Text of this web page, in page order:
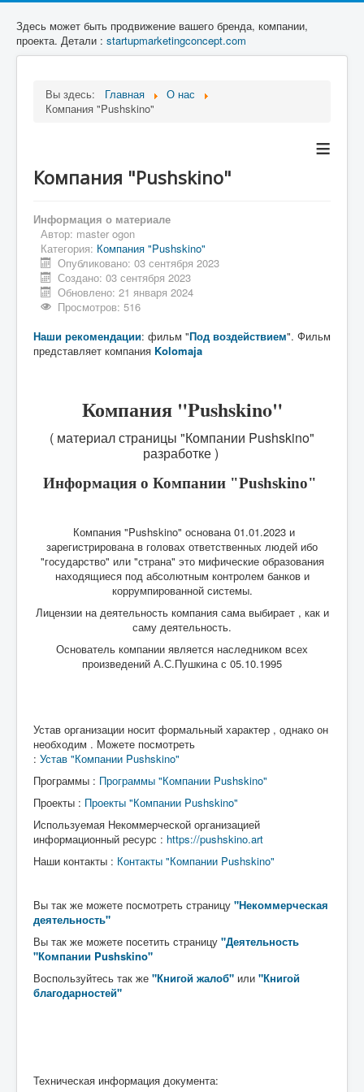
Здесь может быть продвижение вашего бренда, компании,
проекта. Детали : startupmarketingconcept.com
Вы здесь: Главная
О нас
Компания "Pushskino"
≡
Компания "Pushskino"
Информация о материале
Автор: master ogon
Категория: Компания "Pushskino"
Опубликовано: 03 сентября 2023
Создано: 03 сентября 2023
Обновлено: 21 января 2024
Просмотров: 516
Наши рекомендации: фильм "Под воздействием". Фильм
представляет компания Kolomaja
Компания "Pushskino"
( материал страницы "Компании Pushskino"
разработке )
Информация о Компании "Pushskino"
Компания "Pushskino" основана 01.01.2023 и
зарегистрирована в головах ответственных людей ибо
"государство" или "страна" это мифические образования
находящиеся под абсолютным контролем банков и
коррумпированной системы.
Лицензии на деятельность компания сама выбирает , как и
саму деятельность.
Основатель компании является наследником всех
произведений А.С.Пушкина с 05.10.1995
Устав организации носит формальный характер , однако он
необходим . Можете посмотреть
: Устав "Компании Pushskino"
Программы : Программы "Компании Pushskino"
Проекты : Проекты "Компании Pushskino"
Используемая Некоммерческой организацией
информационный ресурс : https://pushskino.art
Наши контакты : Контакты "Компании Pushskino"
Вы так же можете посмотреть страницу "Некоммерческая
деятельность"
Вы так же можете посетить страницу "Деятельность
"Компании Pushskino"
Воспользуйтесь так же "Книгой жалоб" или "Книгой
благодарностей"
Техническая информация документа: